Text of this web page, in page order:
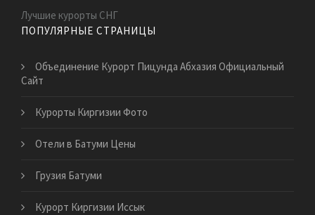
Лучшие курорты СНГ
ПОПУЛЯРНЫЕ СТРАНИЦЫ
Объединение Курорт Пицунда Абхазия Официальный
Сайт
Курорты Киргизии Фото
Отели в Батуми Цены
Грузия Батуми
Курорт Киргизии Иссык